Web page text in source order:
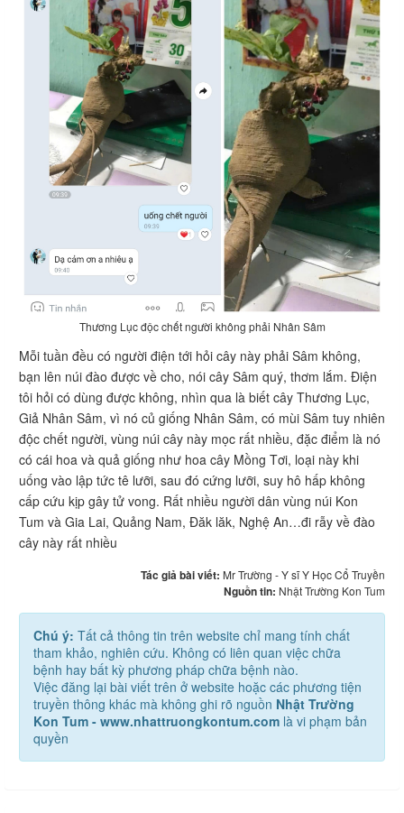
Thương Lục độc chết người không phải Nhân Sâm
Mỗi tuần đều có người điện tới hỏi cây này phải Sâm không,
bạn lên núi đào được về cho, nói cây Sâm quý, thơm lắm. Điện
tôi hỏi có dùng được không, nhìn qua là biết cây Thương Lục,
Giả Nhân Sâm, vì nó củ giống Nhân Sâm, có mùi Sâm tuy nhiên
độc chết người, vùng núi cây này mọc rất nhiều, đặc điểm là nó
có cái hoa và quả giống như hoa cây Mồng Tơi, loại này khi
uống vào lập tức tê lưỡi, sau đó cứng lưỡi, suy hô hấp không
cấp cứu kịp gây tử vong. Rất nhiều người dân vùng núi Kon
Tum và Gia Lai, Quảng Nam, Đăk lăk, Nghệ An…đi rẫy về đào
cây này rất nhiều
Tác giả bài viết: Mr Trường - Y sĩ Y Học Cổ Truyền
Nguồn tin: Nhật Trường Kon Tum
Chú ý: Tất cả thông tin trên website chỉ mang tính chất
tham khảo, nghiên cứu. Không có liên quan việc chữa
bệnh hay bất kỳ phương pháp chữa bệnh nào.
Việc đăng lại bài viết trên ở website hoặc các phương tiện
truyền thông khác mà không ghi rõ nguồn Nhật Trường
Kon Tum - www.nhattruongkontum.com là vi phạm bản
quyền